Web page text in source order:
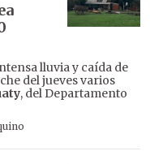
lluvia y caída de
del jueves varios
, del Departamento